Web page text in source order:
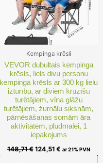
Kempinga krēsli
VEVOR dubultais kempinga
krēsls, liels divu personu
kempinga krēsls ar 300 kg lielu
izturību, ar diviem krūzīšu
turētājiem, vīna glāžu
turētājiem, žurnālu siksnām,
pārnēsāšanas somām āra
aktivitātēm, pludmalei, 1
iepakojums
148,71€ 124,51 € ar 21% PVN